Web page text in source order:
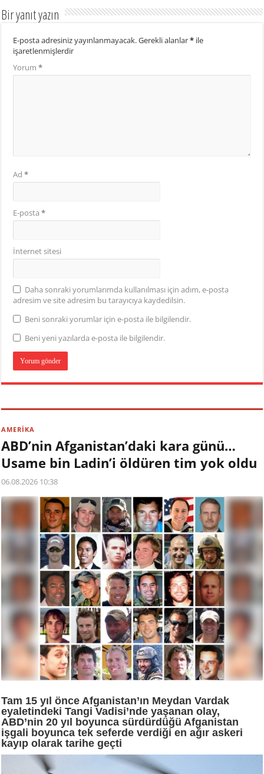
Bir yanıt yazın
E-posta adresiniz yayınlanmayacak.Gerekli alanlar* ile
işaretlenmişlerdir
Yorum*
Ad*
E-posta*
İnternet sitesi
Daha sonraki yorumlarımda kullanılması için adım, e-posta
adresim ve site adresim bu tarayıcıya kaydedilsin.
Beni sonraki yorumlar için e-posta ile bilgilendir.
Beni yeni yazılarda e-posta ile bilgilendir.
AMERİKA
ABD’nin Afganistan’daki kara günü…
Usame bin Ladin’i öldüren tim yok oldu
06.08.2026 10:38
Tam 15 yıl önce Afganistan’ın Meydan Vardak
eyaletindeki Tangi Vadisi’nde yaşanan olay,
ABD’nin 20 yıl boyunca sürdürdüğü Afganistan
işgali boyunca tek seferde verdiği en ağır askeri
kayıp olarak tarihe geçti